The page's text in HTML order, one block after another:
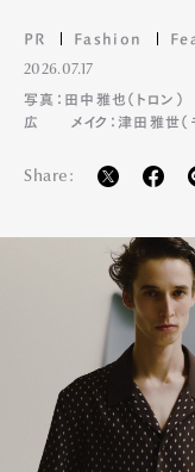
PR Fashion
2026.07.17
写真：田中雅也（トロン）
広
メイク：津田雅世（
Share: